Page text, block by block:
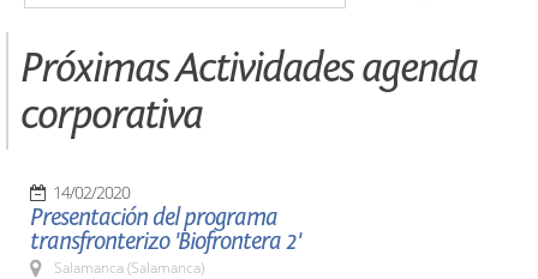
Próximas Actividades agenda
corporativa
14/02/2020
Presentación del programa
transfronterizo 'Biofrontera 2'
Salamanca (Salamanca)